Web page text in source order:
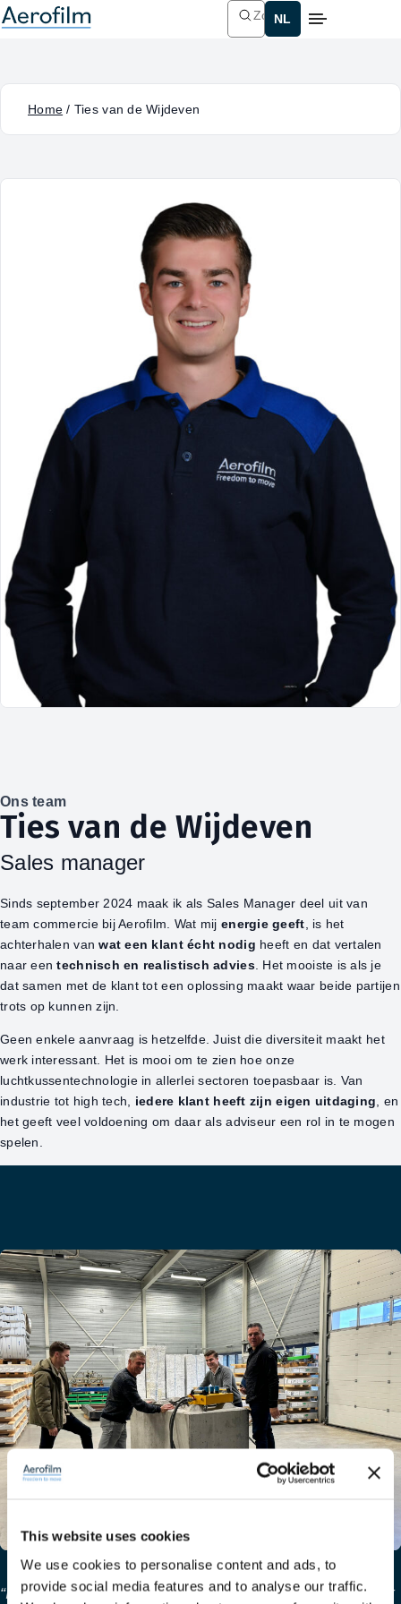
This website uses cookies
We use cookies to personalise content and ads, to
provide social media features and to analyse our traffic.
Home / Ties van de Wijdeven
Ons team
Ties van de Wijdeven
Sales manager
Sinds september 2024 maak ik als Sales Manager deel uit van
team commercie bij Aerofilm. Wat mij energie geeft , is het
achterhalen vanwat een klant écht nodig heeft en dat vertalen
naar eentechnisch en realistisch advies. Het mooiste is als je
dat samen met de klant tot een oplossing maakt waar beide partijen
trots op kunnen zijn.
Geen enkele aanvraag is hetzelfde. Juist die diversiteit maakt het
werk interessant. Het is mooi om te zien hoe onze
luchtkussentechnologie in allerlei sectoren toepasbaar is. Van
industrie tot high tech, iedere klant heeft zijn eigen uitdaging , en
het geeft veel voldoening om daar als adviseur een rol in te mogen
spelen.
“Iedere aanvraag is anders. Juist dat maakt mijn werk